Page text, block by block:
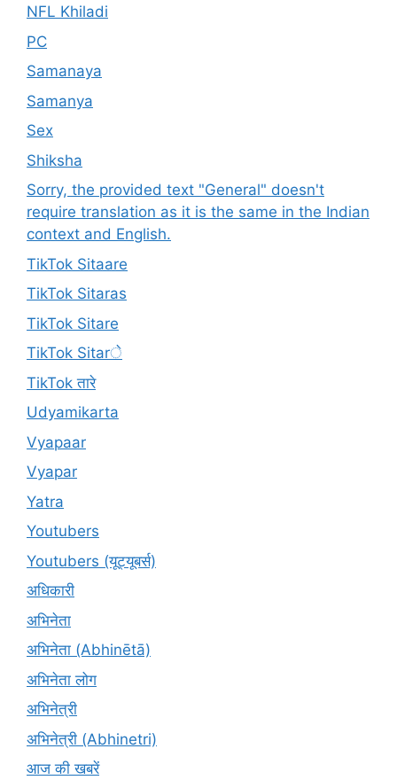
NFL Khiladi
PC
Samanaya
Samanya
Sex
Shiksha
Sorry, the provided text "General" doesn't
require translation as it is the same in the Indian
context and English.
TikTok Sitaare
TikTok Sitaras
TikTok Sitare
TikTok Sitarे
TikTok तारे
Udyamikarta
Vyapaar
Vyapar
Yatra
Youtubers
Youtubers (यूट्यूबर्स)
अधिकारी
अभिनेता
अभिनेता (Abhinētā)
अभिनेता लोग
अभिनेत्री
अभिनेत्री (Abhinetri)
आज की खबरें